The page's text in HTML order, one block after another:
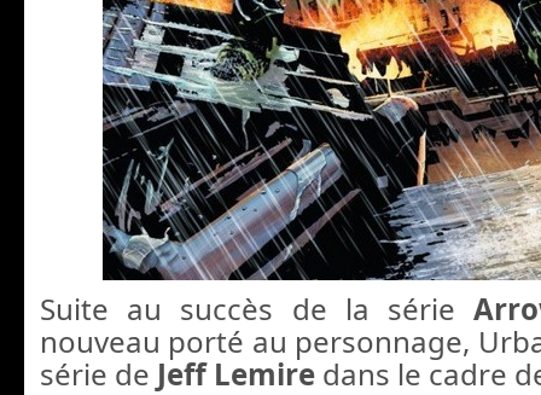
Suite au succès de la série
nouveau porté au personnage,
série de Jeff Lemire dans le cadre